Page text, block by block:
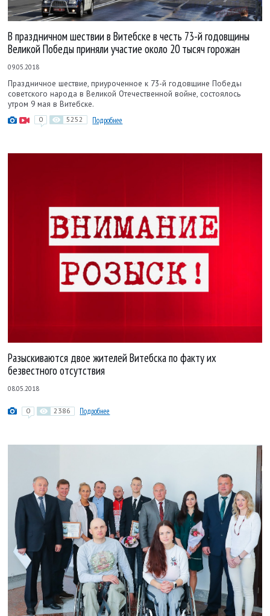
В праздничном шествии в Витебске в честь 73-й годовщины
Великой Победы приняли участие около 20 тысяч горожан
09.05.2018
Праздничное шествие, приуроченное к 73-й годовщине Победы
советского народа в Великой Отечественной войне, состоялось
утром 9 мая в Витебске.
0 5252 Подробнее
Разыскиваются двое жителей Витебска по факту их
безвестного отсутствия
08.05.2018
0 2386 Подробнее